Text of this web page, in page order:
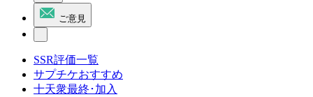
ご意見
SSR評価一覧
サプチケおすすめ
十天衆最終･加入